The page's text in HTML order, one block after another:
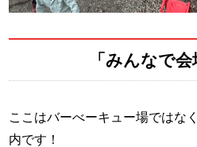
「みんなで会
ここはバーべーキュー場ではな
内です！